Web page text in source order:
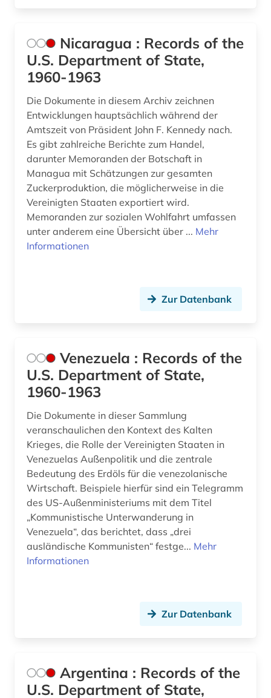
Nicaragua : Records of the
U.S. Department of State,
1960-1963
Die Dokumente in diesem Archiv zeichnen
Entwicklungen hauptsächlich während der
Amtszeit von Präsident John F. Kennedy nach.
Es gibt zahlreiche Berichte zum Handel,
darunter Memoranden der Botschaft in
Managua mit Schätzungen zur gesamten
Zuckerproduktion, die möglicherweise in die
Vereinigten Staaten exportiert wird.
Memoranden zur sozialen Wohlfahrt umfassen
unter anderem eine Übersicht über ... Mehr
Informationen
Zur Datenbank
Venezuela : Records of the
U.S. Department of State,
1960-1963
Die Dokumente in dieser Sammlung
veranschaulichen den Kontext des Kalten
Krieges, die Rolle der Vereinigten Staaten in
Venezuelas Außenpolitik und die zentrale
Bedeutung des Erdöls für die venezolanische
Wirtschaft. Beispiele hierfür sind ein Telegramm
des US-Außenministeriums mit dem Titel
„Kommunistische Unterwanderung in
Venezuela“, das berichtet, dass „drei
ausländische Kommunisten“ festge... Mehr
Informationen
Zur Datenbank
Argentina : Records of the
U.S. Department of State,